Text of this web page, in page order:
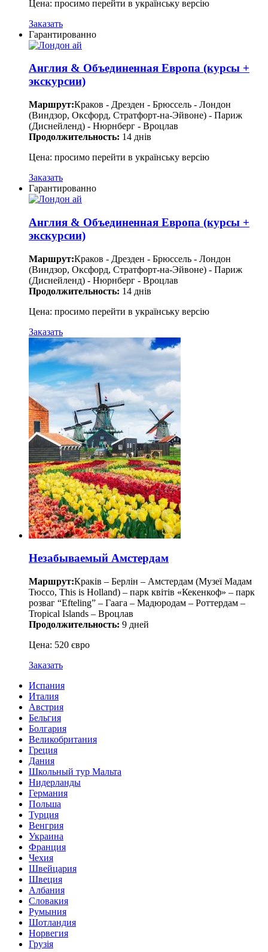
Цена: просимо перейти в українську версію
Заказать
Гарантированно
Англия & Объединенная Европа (курсы +
экскурсии)
Маршрут:Краков - Дрезден - Брюссель - Лондон
(Виндзор, Оксфорд, Стратфорт-на-Эйвоне) - Париж
(Диснейленд) - Нюрнберг - Вроцлав
Продолжительность: 14 днів
Цена: просимо перейти в українську версію
Заказать
Гарантированно
Англия & Объединенная Европа (курсы +
экскурсии)
Маршрут:Краков - Дрезден - Брюссель - Лондон
(Виндзор, Оксфорд, Стратфорт-на-Эйвоне) - Париж
(Диснейленд) - Нюрнберг - Вроцлав
Продолжительность: 14 днів
Цена: просимо перейти в українську версію
Заказать
Незабываемый Амстердам
Маршрут:Краків – Берлін – Амстердам (Музеї Мадам
Тюссо, This is Holland) – парк квітів «Кекенкоф» – парк
розваг “Efteling” – Гаага – Мадюродам – Роттердам –
Tropical Islands – Вроцлав
Продолжительность: 9 дней
Цена: 520 євро
Заказать
Испания
Италия
Австрия
Бельгия
Болгария
Великобритания
Греция
Дания
Школьный тур Мальта
Нидерланды
Германия
Польша
Турция
Венгрия
Украина
Франция
Чехия
Швейцария
Швеция
Албания
Словакия
Румыния
Шотландия
Норвегия
Грузія